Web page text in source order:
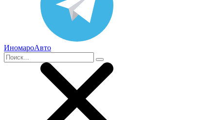
ИномароАвто